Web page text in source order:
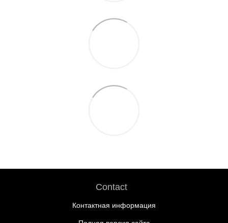
Contact
Контактная информация